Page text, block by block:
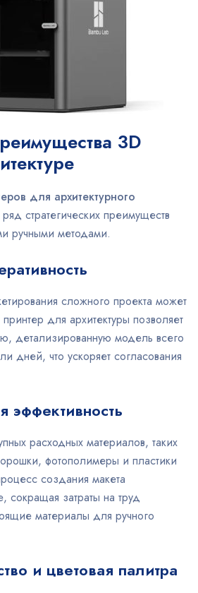
3D
для архитектурного
стратегических преимуществ
ручными методами.
сложного проекта может
для архитектуры позволяет
детализированную модель всего
дней, что ускоряет согласования
эффективность
расходных материалов, таких
фотополимеры и пластики
создания макета
сокращая затраты на труд
материалы для ручного
и цветовая палитра